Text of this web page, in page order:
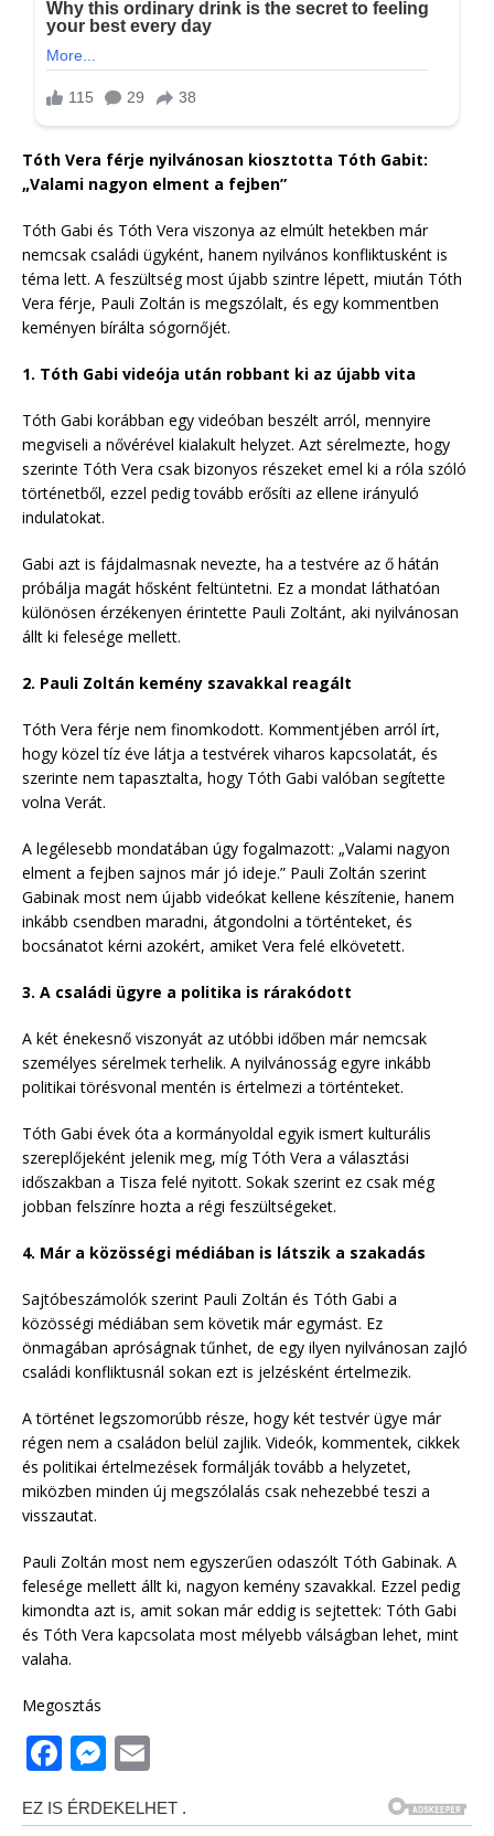
Tóth Vera férje nyilvánosan kiosztotta Tóth Gabit:
„Valami nagyon elment a fejben”
Tóth Gabi és Tóth Vera viszonya az elmúlt hetekben már
nemcsak családi ügyként, hanem nyilvános konfliktusként is
téma lett. A feszültség most újabb szintre lépett, miután Tóth
Vera férje, Pauli Zoltán is megszólalt, és egy kommentben
keményen bírálta sógornőjét.
1. Tóth Gabi videója után robbant ki az újabb vita
Tóth Gabi korábban egy videóban beszélt arról, mennyire
megviseli a nővérével kialakult helyzet. Azt sérelmezte, hogy
szerinte Tóth Vera csak bizonyos részeket emel ki a róla szóló
történetből, ezzel pedig tovább erősíti az ellene irányuló
indulatokat.
Gabi azt is fájdalmasnak nevezte, ha a testvére az ő hátán
próbálja magát hősként feltüntetni. Ez a mondat láthatóan
különösen érzékenyen érintette Pauli Zoltánt, aki nyilvánosan
állt ki felesége mellett.
2. Pauli Zoltán kemény szavakkal reagált
Tóth Vera férje nem finomkodott. Kommentjében arról írt,
hogy közel tíz éve látja a testvérek viharos kapcsolatát, és
szerinte nem tapasztalta, hogy Tóth Gabi valóban segítette
volna Verát.
A legélesebb mondatában úgy fogalmazott: „Valami nagyon
elment a fejben sajnos már jó ideje.” Pauli Zoltán szerint
Gabinak most nem újabb videókat kellene készítenie, hanem
inkább csendben maradni, átgondolni a történteket, és
bocsánatot kérni azokért, amiket Vera felé elkövetett.
3. A családi ügyre a politika is rárakódott
A két énekesnő viszonyát az utóbbi időben már nemcsak
személyes sérelmek terhelik. A nyilvánosság egyre inkább
politikai törésvonal mentén is értelmezi a történteket.
Tóth Gabi évek óta a kormányoldal egyik ismert kulturális
szereplőjeként jelenik meg, míg Tóth Vera a választási
időszakban a Tisza felé nyitott. Sokak szerint ez csak még
jobban felszínre hozta a régi feszültségeket.
4. Már a közösségi médiában is látszik a szakadás
Sajtóbeszámolók szerint Pauli Zoltán és Tóth Gabi a
közösségi médiában sem követik már egymást. Ez
önmagában apróságnak tűnhet, de egy ilyen nyilvánosan zajló
családi konfliktusnál sokan ezt is jelzésként értelmezik.
A történet legszomorúbb része, hogy két testvér ügye már
régen nem a családon belül zajlik. Videók, kommentek, cikkek
és politikai értelmezések formálják tovább a helyzetet,
miközben minden új megszólalás csak nehezebbé teszi a
visszautat.
Pauli Zoltán most nem egyszerűen odaszólt Tóth Gabinak. A
felesége mellett állt ki, nagyon kemény szavakkal. Ezzel pedig
kimondta azt is, amit sokan már eddig is sejtettek: Tóth Gabi
és Tóth Vera kapcsolata most mélyebb válságban lehet, mint
valaha.
Megosztás
F
a
c
M
ssai